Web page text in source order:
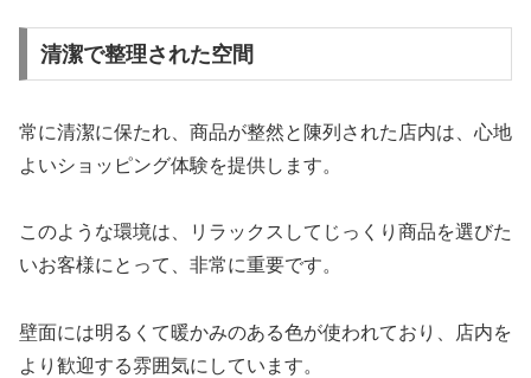
清潔で整理された空間
常に清潔に保たれ、商品が整然と陳列された店内は、心地
よいショッピング体験を提供します。
このような環境は、リラックスしてじっくり商品を選びた
いお客様にとって、非常に重要です。
壁面には明るくて暖かみのある色が使われており、店内を
より歓迎する雰囲気にしています。